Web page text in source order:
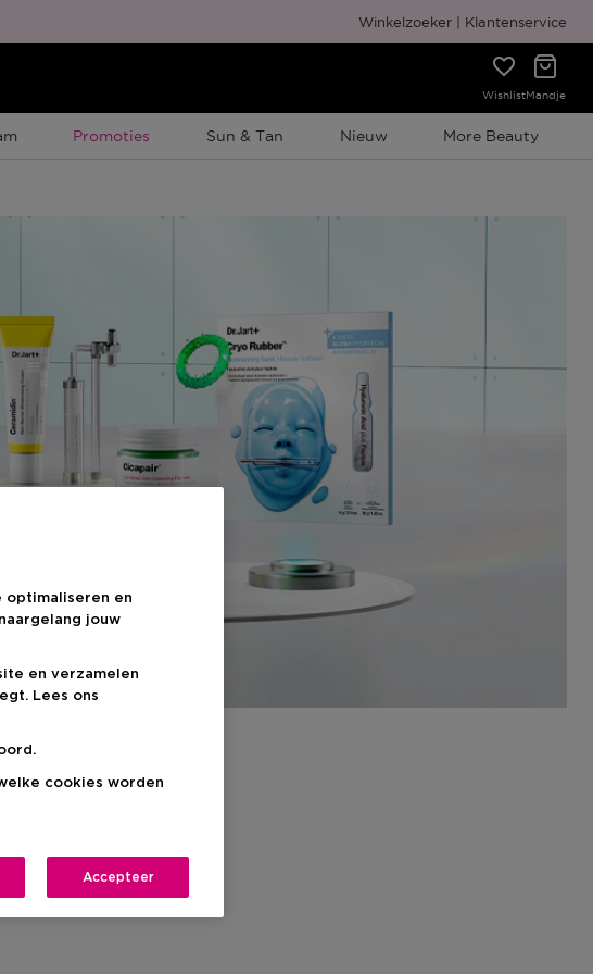
Gratis cadeauverpakking
Winkelzoeker Klantenservice
WishlistMandje
Tijdelijke Promotie
Promoties Sun & Tan Nieuw More Beauty
optimaliseren en
jouw
en verzamelen
Lees ons
cookies worden
Accepteer